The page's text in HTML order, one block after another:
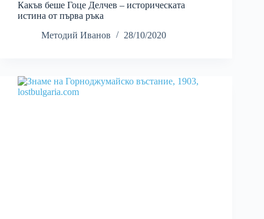
Какъв беше Гоце Делчев – историческата
истина от първа ръка
Методий Иванов
28/10/2020